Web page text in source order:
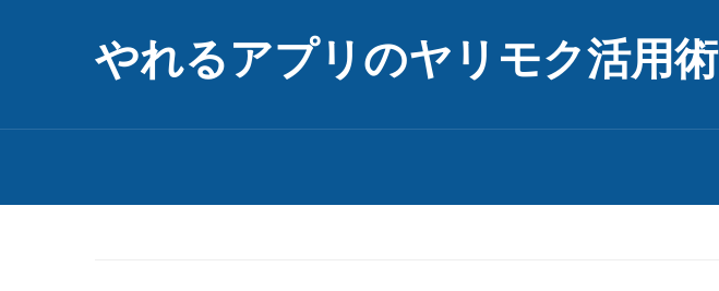
やれるアプリのヤリモク活用術